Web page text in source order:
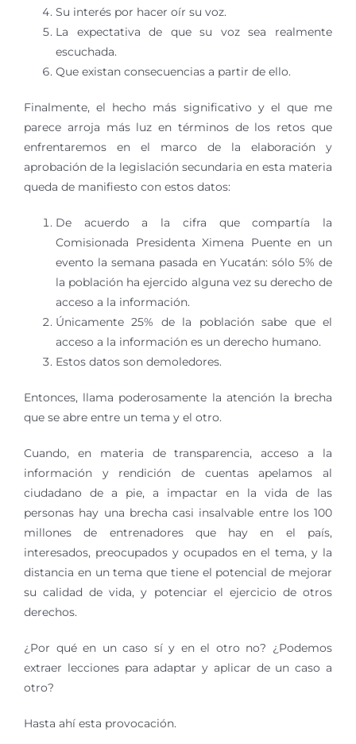
Su interés por hacer oír su voz.
La expectativa de que su voz sea realmente
escuchada.
Que existan consecuencias a partir de ello.
Finalmente, el hecho más significativo y el que me
parece arroja más luz en términos de los retos que
enfrentaremos en el marco de la elaboración y
aprobación de la legislación secundaria en esta materia
queda de manifiesto con estos datos:
De acuerdo a la cifra que compartía la
Comisionada Presidenta Ximena Puente en un
evento la semana pasada en Yucatán: sólo 5% de
la población ha ejercido alguna vez su derecho de
acceso a la información.
Únicamente 25% de la población sabe que el
acceso a la información es un derecho humano.
Estos datos son demoledores.
Entonces, llama poderosamente la atención la brecha
que se abre entre un tema y el otro.
Cuando, en materia de transparencia, acceso a la
información y rendición de cuentas apelamos al
ciudadano de a pie, a impactar en la vida de las
personas hay una brecha casi insalvable entre los 100
millones de entrenadores que hay en el país,
interesados, preocupados y ocupados en el tema, y la
distancia en un tema que tiene el potencial de mejorar
su calidad de vida, y potenciar el ejercicio de otros
derechos.
¿Por qué en un caso sí y en el otro no? ¿Podemos
extraer lecciones para adaptar y aplicar de un caso a
otro?
Hasta ahí esta provocación.